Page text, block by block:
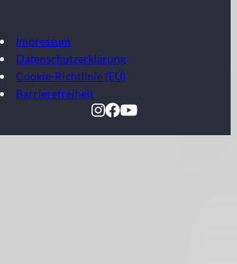
Impressum
Datenschutzerklärung
Cookie-Richtlinie (EU)
Barrierefreiheit